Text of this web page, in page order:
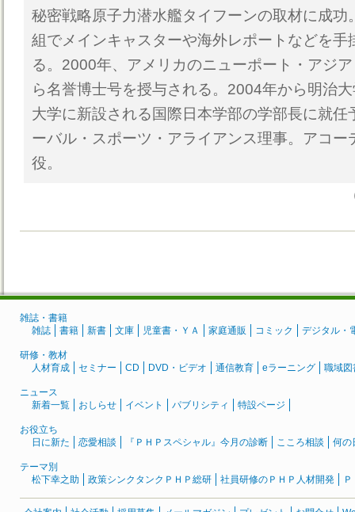
秘密戦略原子力潜水艦タイフーンの取材に成功
組でメインキャスターや海外レポートなどを手
る。2000年、アメリカのニューポート・アジ
ら名誉博士号を授与される。2004年から明治
大学に新設される国際日本学部の学部長に就任
ーバル・スポーツ・アライアンス理事。アコー
役。
雑誌・書籍
雑誌
書籍 新書 文庫 児童書・ＹＡ 家庭通販 コミック デジタル・
研修・教材
人材育成
セミナー CD DVD・ビデオ 通信教育 eラーニング 職域図
ニュース
新着一覧
おしらせ イベント パブリシティ 特設ページ
お役立ち
日に新た
恋愛相談 『ＰＨＰスペシャル』今月の診断 こころ相談 何の
テーマ別
松下幸之助
政策シンクタンクＰＨＰ総研 社員研修のＰＨＰ人材開発